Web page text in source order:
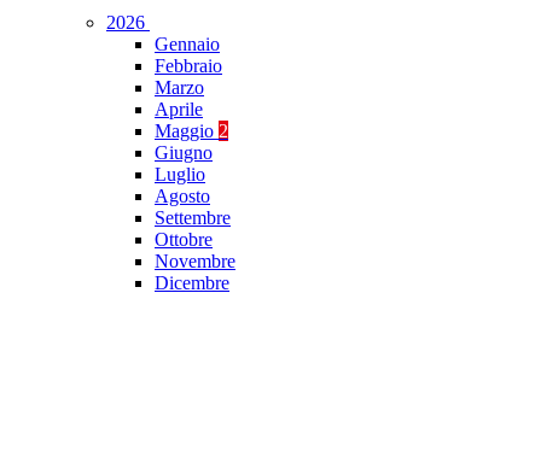
2026
Gennaio
Febbraio
Marzo
Aprile
Maggio 2
Giugno
Luglio
Agosto
Settembre
Ottobre
Novembre
Dicembre